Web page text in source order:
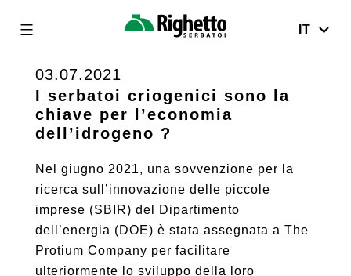
content
Righetto
IT
03.07.2021
I serbatoi criogenici sono la
chiave per l’economia
dell’idrogeno ?
Nel giugno 2021, una sovvenzione per la
ricerca sull’innovazione delle piccole
imprese (SBIR) del Dipartimento
dell’energia (DOE) è stata assegnata a The
Protium Company per facilitare
ulteriormente lo sviluppo della loro